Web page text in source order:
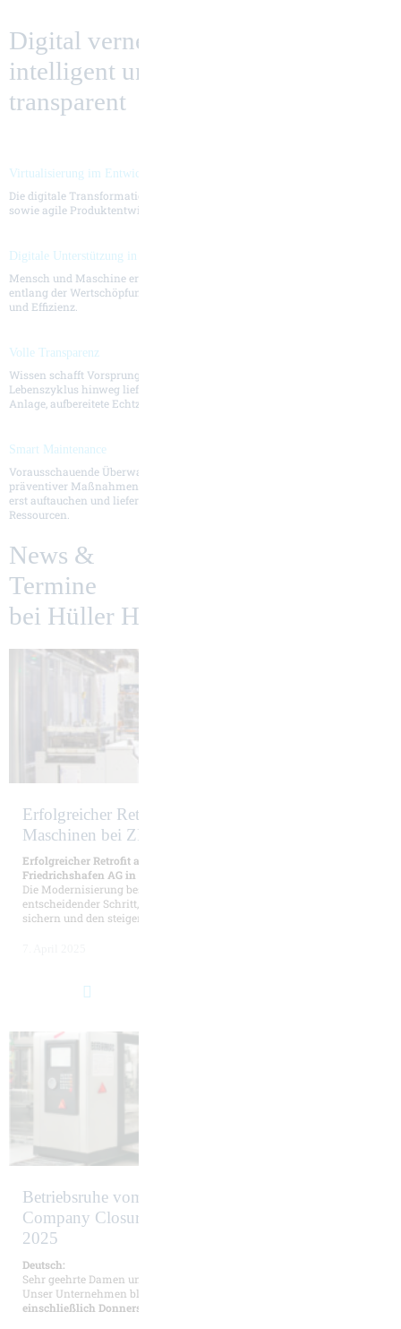
Digital vernetzt,
intelligent und
transparent
Virtualisierung im Entwicklungsprozess
Die digitale Transformation lässt uns neu denken. Wir setzen auf stetige
sowie agile Produktentwicklung und durchgängiges Engineering.
Digitale Unterstützung in der Produktion
Mensch und Maschine ergänzen sich. Die intelli­gente Maschine liefert
entlang der Wertschöpfungs­kette konstant verfügbare Daten zur Qualität
und Effizienz.
Volle Transparenz
Wissen schafft Vorsprung. Der digitale Footprint über den ­Maschinen-
Lebenszyklus hinweg liefert Informationen zum aktuellen Zustand der ­
Anlage, aufbereitete Echtzeitdaten lassen Sie handeln.
Smart Maintenance
Vorausschauende Überwachung ermöglicht aktiv die Einleitung
präventiver Maßnahmen, Condition Monitoring lässt Probleme gar nicht
erst auftauchen und liefert Informationen zum nachhaltigen Schutz der
Ressourcen.
News &
Termine
bei Hüller Hille
Erfolgreicher Retrofit an vier NBH290
Maschinen bei ZF Friedrichshafen AG in Passau
Erfolgreicher Retrofit an vier NBH290 Maschinen bei ZF
Friedrichshafen AG in Passau
Die Modernisierung bestehender Maschinen ist ein
entscheidender Schritt, um die Produktionsfähigkeit langfristig zu
sichern und den steigenden ...
Betriebsruhe vom 03.03. bis 06.03.2025 |
Company Closure from March 3rd to March 6th,
2025
Deutsch:
Sehr geehrte Damen und Herren,
Unser Unternehmen bleibt in der Zeit vom
einschließlich Donnerstag, 06. März 2025,